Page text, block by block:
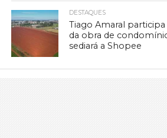
DESTAQUES
Tiago Amaral
da obra de
sediará a Shopee